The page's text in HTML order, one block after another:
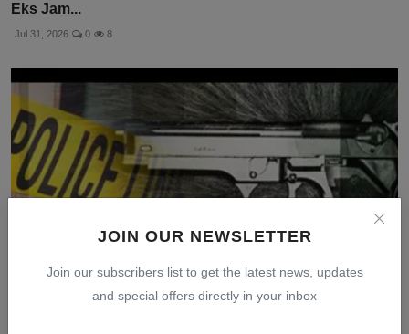
JOIN OUR NEWSLETTER
Join our subscribers list to get the latest news, updates
and special offers directly in your inbox
Eks Jam...
Jul 31, 2026 0 8